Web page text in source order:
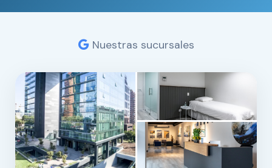
Nuestras sucursales